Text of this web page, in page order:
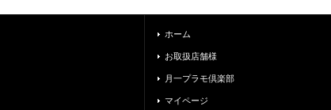
ホーム
お取扱店舗様
月一プラモ倶楽部
マイページ